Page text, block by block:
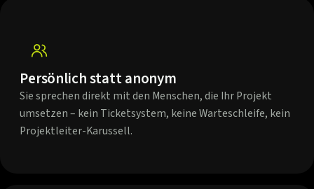
Persönlich statt anonym
Sie sprechen direkt mit den Menschen, die Ihr Projekt
umsetzen – kein Ticketsystem, keine Warteschleife, kein
Projektleiter-Karussell.